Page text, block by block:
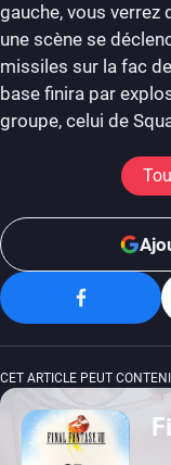
gauche, vous verrez
une scène se
missiles sur la fac
base finira par
groupe, celui de
CET ARTICLE PEUT